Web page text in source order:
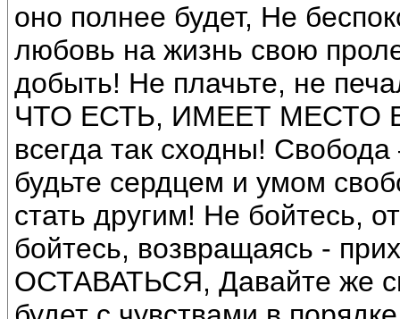
оно полнее будет, Не
любовь на жизнь свою
добыть! Не плачьте, не
ЧТО ЕСТЬ, ИМЕЕТ МЕСТО
всегда так сходны!
будьте сердцем и умом
стать другим! Не бойтесь,
бойтесь, возвращаясь -
ОСТАВАТЬСЯ, Давайте же